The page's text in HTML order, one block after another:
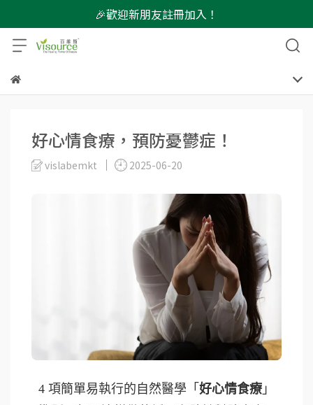
🎉歡迎新朋友註冊加入！
好心情食療，預防憂鬱症！
vislabemkt 2025-06-20
4 項簡單易執行的自然醫學「 好心情食療」